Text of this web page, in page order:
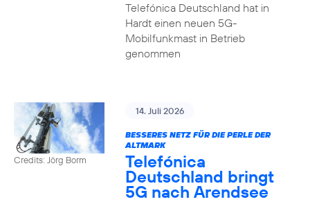
Telefónica Deutschland hat in
Hardt einen neuen 5G-
Mobilfunkmast in Betrieb
genommen
Credits: Jörg Borm
14. Juli 2026
BESSERES NETZ FÜR DIE PERLE DER
ALTMARK
Telefónica
Deutschland bringt
5G nach Arendsee